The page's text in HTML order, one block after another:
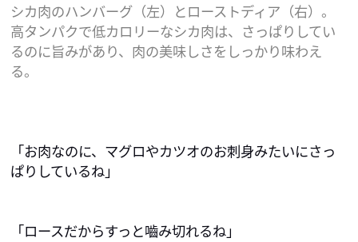
シカ肉のハンバーグ（左）とローストディア（右）。
高タンパクで低カロリーなシカ肉は、さっぱりしてい
るのに旨みがあり、肉の美味しさをしっかり味わえ
る。
「お肉なのに、マグロやカツオのお刺身みたいにさっ
ぱりしているね」
「ロースだからすっと嚙み切れるね」